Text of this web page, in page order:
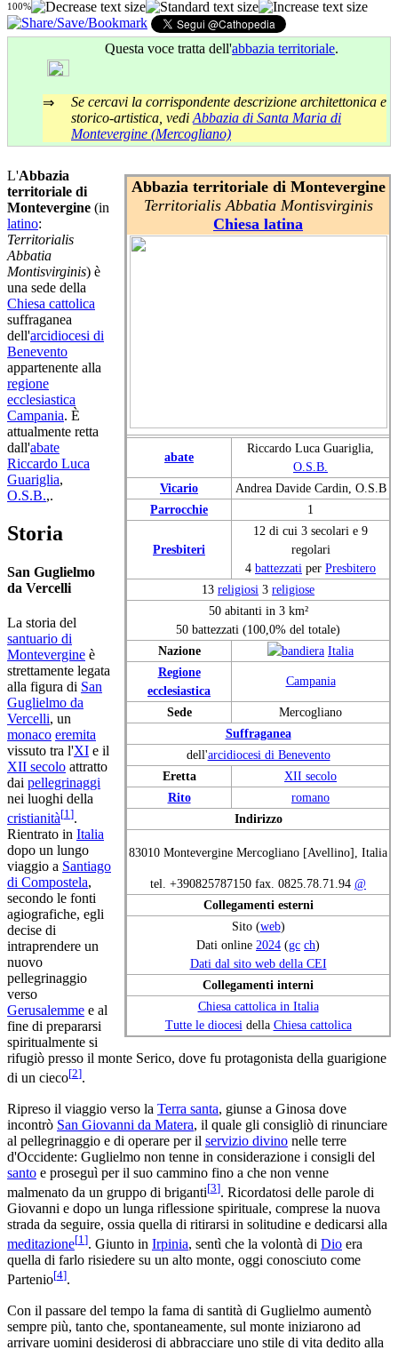
100%
Questa voce tratta dell'abbazia territoriale.
⇒
Se cercavi la corrispondente descrizione architettonica e
storico-artistica, vedi Abbazia di Santa Maria di
Montevergine (Mercogliano)
Abbazia territoriale di Montevergine
Territorialis Abbatia Montisvirginis
Chiesa latina
abate
Riccardo Luca Guariglia,
O.S.B.
Vicario
Andrea Davide Cardin, O.S.B
Parrocchie
1
Presbiteri
12 di cui 3 secolari e 9
regolari
4 battezzati per Presbitero
13 religiosi 3 religiose
50 abitanti in 3 km²
50 battezzati (100,0% del totale)
Nazione
Italia
Regione
ecclesiastica
Campania
Sede
Mercogliano
Suffraganea
dell'arcidiocesi di Benevento
Eretta
XII secolo
Rito
romano
Indirizzo
83010 Montevergine Mercogliano [Avellino], Italia
tel. +390825787150 fax. 0825.78.71.94 @
Collegamenti esterni
Sito (web)
Dati online 2024 (gc ch)
Dati dal sito web della CEI
Collegamenti interni
Chiesa cattolica in Italia
Tutte le diocesi della Chiesa cattolica
L'Abbazia
territoriale di
Montevergine (in
latino:
Territorialis
Abbatia
Montisvirginis) è
una sede della
Chiesa cattolica
suffraganea
dell'arcidiocesi di
Benevento
appartenente alla
regione
ecclesiastica
Campania. È
attualmente retta
dall'abate
Riccardo Luca
Guariglia,
O.S.B.,.
Storia
San Guglielmo
da Vercelli
La storia del
santuario di
Montevergine è
strettamente legata
alla figura di San
Guglielmo da
Vercelli, un
monaco eremita
vissuto tra l'XI e il
XII secolo attratto
dai pellegrinaggi
nei luoghi della
cristianità[1].
Rientrato in Italia
dopo un lungo
viaggio a Santiago
di Compostela,
secondo le fonti
agiografiche, egli
decise di
intraprendere un
nuovo
pellegrinaggio
verso
Gerusalemme e al
fine di prepararsi
spiritualmente si
rifugiò presso il monte Serico, dove fu protagonista della guarigione
di un cieco[2].
Ripreso il viaggio verso la Terra santa, giunse a Ginosa dove
incontrò San Giovanni da Matera, il quale gli consigliò di rinunciare
al pellegrinaggio e di operare per il servizio divino nelle terre
d'Occidente: Guglielmo non tenne in considerazione i consigli del
santo e proseguì per il suo cammino fino a che non venne
malmenato da un gruppo di briganti[3]. Ricordatosi delle parole di
Giovanni e dopo un lunga riflessione spirituale, comprese la nuova
strada da seguire, ossia quella di ritirarsi in solitudine e dedicarsi alla
meditazione[1]. Giunto in Irpinia, sentì che la volontà di Dio era
quella di farlo risiedere su un alto monte, oggi conosciuto come
Partenio[4].
Con il passare del tempo la fama di santità di Guglielmo aumentò
sempre più, tanto che, spontaneamente, sul monte iniziarono ad
arrivare uomini desiderosi di abbracciare uno stile di vita dedito alla